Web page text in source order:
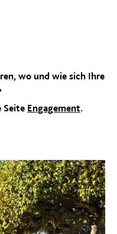
wo und wie sich Ihre
Seite Engagement.